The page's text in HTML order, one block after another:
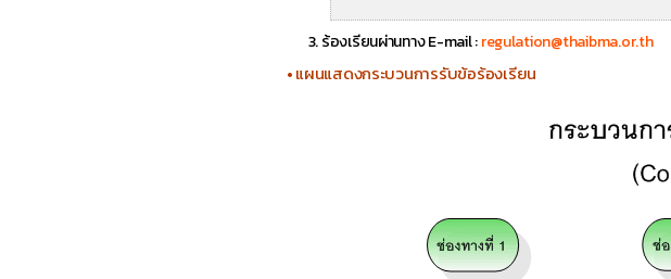
3. ร้องเรียนผ่านทาง E-mail :regulation@thaibma.or.th
• แผนแสดงกระบวนการรับข้อร้องเรียน